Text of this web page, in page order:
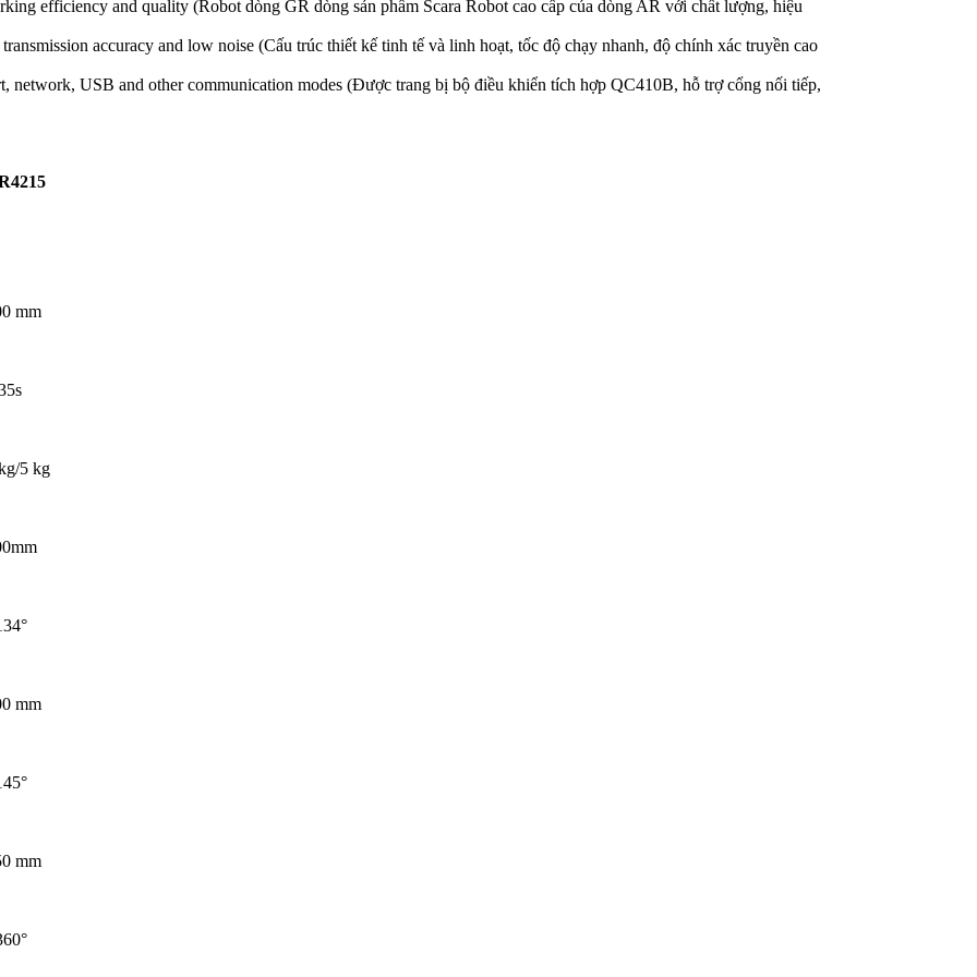
efficiency and quality (Robot dòng GR dòng sản phẩm Scara Robot cao cấp của dòng AR với chất lượng, hiệu
accuracy and low noise (Cấu trúc thiết kế tinh tế và linh hoạt, tốc độ chạy nhanh, độ chính xác truyền cao
network, USB and other communication modes (Được trang bị bộ điều khiển tích hợp QC410B, hỗ trợ cổng nối tiếp,
mm
5 kg
mm
mm